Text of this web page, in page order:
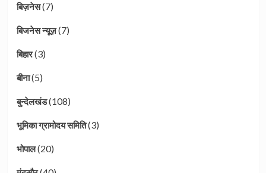
बिज़नेस(7)
बिजनेस न्यूज़(7)
बिहार(3)
बीना(5)
बुन्देलखंड(108)
भूमिका ग्रामोदय समिति(3)
भोपाल(20)